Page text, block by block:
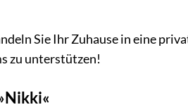
Sie Ihr Zuhause in eine
zu unterstützen!